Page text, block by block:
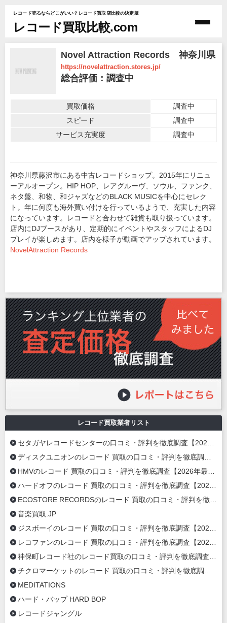
レコード売るならどこがいい？レコード買取店比較の決定版
レコード買取比較.com
Novel Attraction Records 神奈川県
https://novelattraction.stores.jp/
総合評価：調査中
買取価格
調査中
スピード
調査中
サービス充実度
調査中
神奈川県藤沢市にある中古レコードショップ。2015年にリニュ
ーアルオープン。HIP HOP、レアグルーヴ、ソウル、ファンク、
ネタ盤、和物、和ジャズなどのBLACK MUSICを中心にセレク
ト。年に何度も海外買い付けを行っているようで、充実した内容
になっています。レコードと合わせて雑貨も取り扱っています。
店内にDJブースがあり、定期的にイベントやスタッフによるDJ
プレイが楽しめます。店内を様子が動画でアップされています。
NovelAttraction Records
レコード買取業者リスト
セタガヤレコードセンターの口コミ・評判を徹底調査【2026年最新】
ディスクユニオンのレコード 買取の口コミ・評判を徹底調査【2026年最新】
HMVのレコード 買取の口コミ・評判を徹底調査【2026年最新】
ハードオフのレコード 買取の口コミ・評判を徹底調査【2026年最新】
ECOSTORE RECORDSのレコード 買取の口コミ・評判を徹底調査【2020年最新】
音楽買取.JP
ジスボーイのレコード 買取の口コミ・評判を徹底調査【2020年最新】
レコファンのレコード 買取の口コミ・評判を徹底調査【2020年最新】
神保町レコード社のレコード買取の口コミ・評判を徹底調査【2020年最新】
チクロマーケットのレコード 買取の口コミ・評判を徹底調査【2020年最新】
MEDITATIONS
ハード・バップ HARD BOP
レコードジャングル